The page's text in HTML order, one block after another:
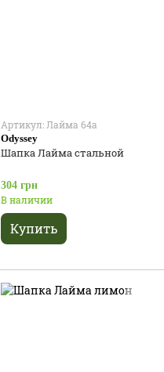
Артикул: Лайма 64а
Odyssey
Шапка Лайма стальной
304 грн
В наличии
Купить